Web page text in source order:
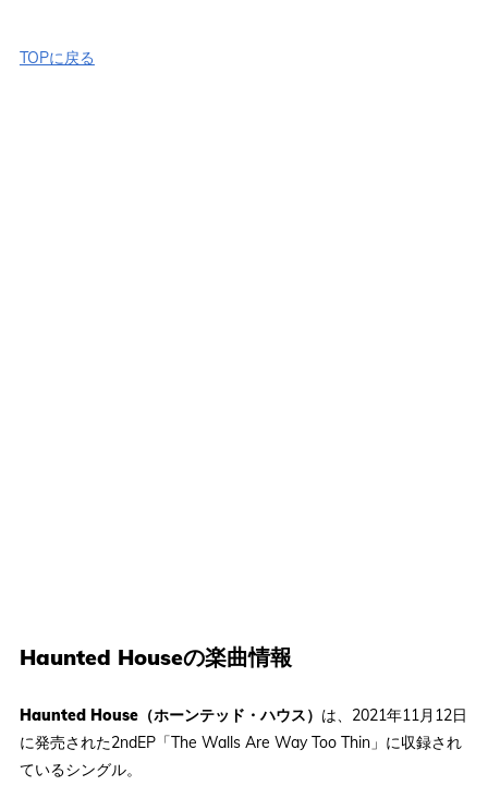
TOPに戻る
Haunted Houseの楽曲情報
Haunted House（ホーンテッド・ハウス） は、2021年11月12日
に発売された2ndEP「The Walls Are Way Too Thin」に収録され
ているシングル。